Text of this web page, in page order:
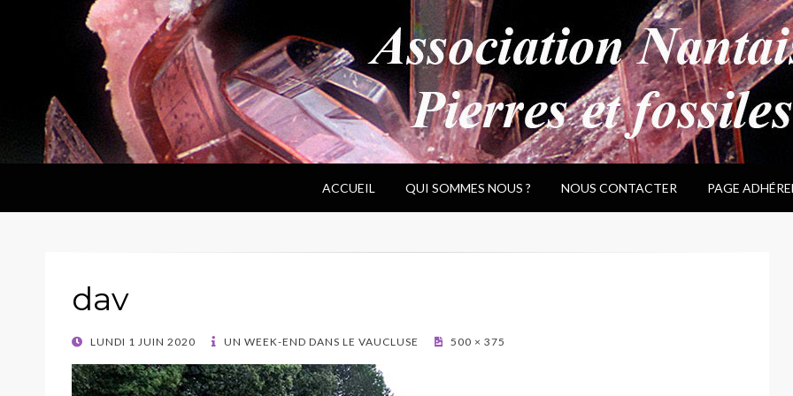
ANPF
Association Nantaise Pierres et Fossiles
ACCUEIL QUI SOMMES NOUS ? NOUS CONTACTER PAGE
dav
POSTED
LUNDI 1 JUIN 2020 UN WEEK-END DANS LE VAUCLUSE 500 × 375